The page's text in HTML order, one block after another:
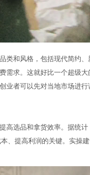
和风格，包括现代简约、
求。这就好比一个超级
业者可以先对当地市场进
品和拿货效率。据统计
、提高利润的关键。实操